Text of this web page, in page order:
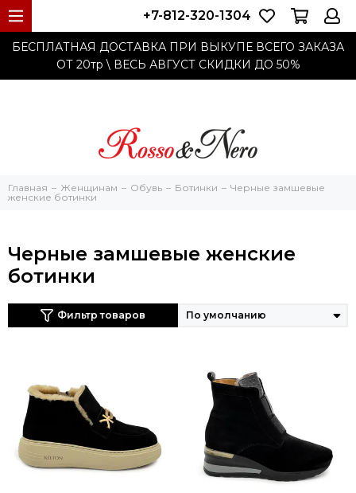
БЕСПЛАТНАЯ ДОСТАВКА ПРИ ВЫКУПЕ ВСЕГО ЗАКАЗА
ОТ 20тр \ ВЕСЬ АВГУСТ СКИДКИ ДО 50%
+7-812-320-1304
Главная Женщинам Обувь Ботинки
Черные замшевые
женские ботинки
Черные замшевые женские
ботинки
Фильтр товаров